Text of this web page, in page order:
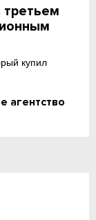
третьем
купил
агентство